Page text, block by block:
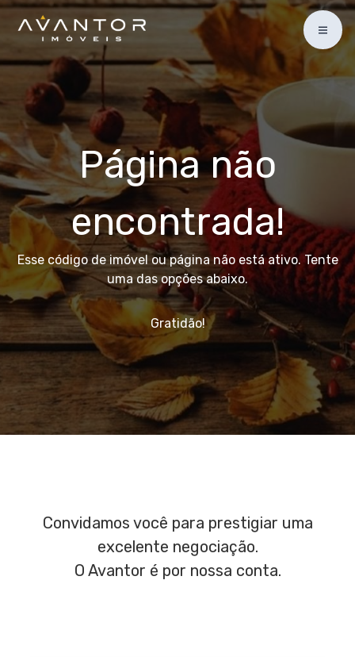
Página não
encontrada!
Esse código de imóvel ou página não está ativo. Tente
uma das opções abaixo.
Gratidão!
Convidamos você para prestigiar uma
excelente negociação.
O Avantor é por nossa conta.